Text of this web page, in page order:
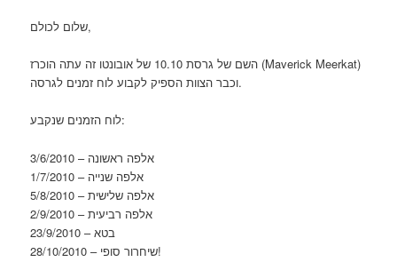
שלום לכולם,
השם של גרסת 10.10 של אובונטו זה עתה הוכרז (Maverick Meerkat)
וכבר הצוות הספיק לקבוע לוח זמנים לגרסה.
לוח הזמנים שנקבע:
3/6/2010 – אלפה ראשונה
1/7/2010 – אלפה שנייה
5/8/2010 – אלפה שלישית
2/9/2010 – אלפה רביעית
23/9/2010 – בטא
28/10/2010 – שיחרור סופי!